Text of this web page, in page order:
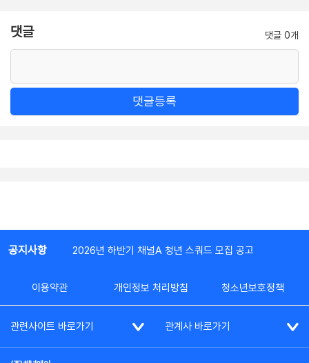
댓글 댓글 0개
댓글등록
공지사항 2026년 하반기 채널A 청년 스쿼드 모집 공고
이용약관 개인정보 처리방침 청소년보호정책
관련사이트 바로가기 관계사 바로가기